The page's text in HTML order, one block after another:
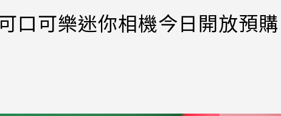
口可樂迷你相機今日開放預